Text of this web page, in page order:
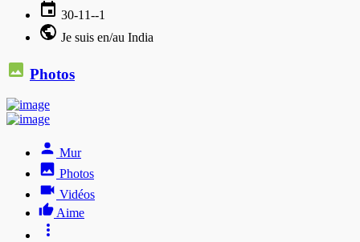
30-11--1
Je suis en/au India
Photos
Mur
Photos
Vidéos
Aime